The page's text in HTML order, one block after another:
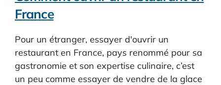
France
Pour un étranger, essayer d'ouvrir un
restaurant en France, pays renommé pour sa
gastronomie et son expertise culinaire, c’est
un peu comme essayer de vendre de la glace